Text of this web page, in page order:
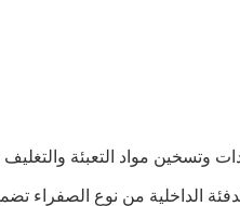
وتسخين مواد التعبئة
الداخلية من نوع الصفراء